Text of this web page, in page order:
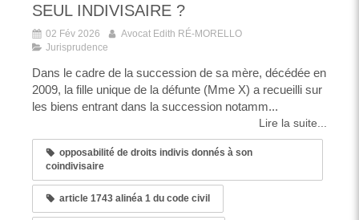
SEUL INDIVISAIRE ?
02 Fév 2026
Avocat Edith RÉ-MORELLO
Jurisprudence
Dans le cadre de la succession de sa mère, décédée en
2009, la fille unique de la défunte (Mme X) a recueilli sur
les biens entrant dans la succession notamm...
Lire la suite...
opposabilité de droits indivis donnés à son
coindivisaire
article 1743 alinéa 1 du code civil